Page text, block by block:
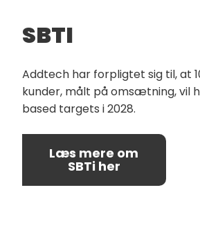
SBTI
Addtech har forpligtet sig til, at
kunder, målt på omsætning, vil
based targets i 2028.
Læs mere om
SBTi her